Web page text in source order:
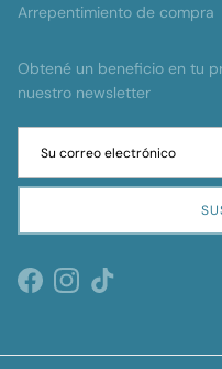
Arrepentimiento de compra
Obtené un beneficio en tu
nuestro newsletter
Facebook
Instagram
TikTok